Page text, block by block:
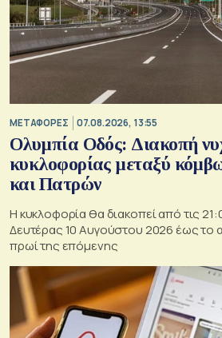
ΜΕΤΑΦΟΡΕΣ 07.08.2026, 13:55
Ολυμπία Οδός: Διακοπή
κυκλοφορίας μεταξύ
και Πατρών
Η κυκλοφορία θα διακοπεί από τις
Δευτέρας 10 Αυγούστου 2026 έως το
πρωί της επόμενης